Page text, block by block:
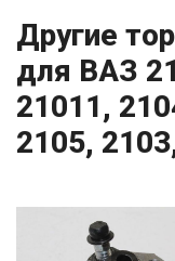
Другие
для ВАЗ
21011,
2105,